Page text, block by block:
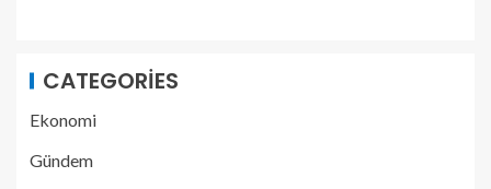
CATEGORIES
Ekonomi
Gündem